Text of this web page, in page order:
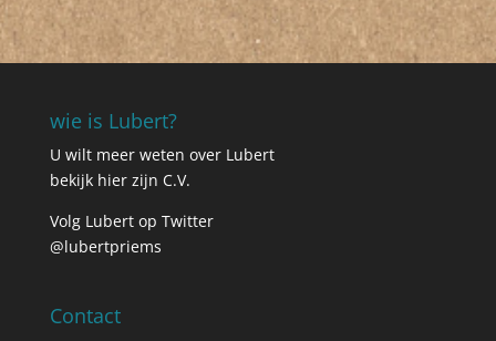
wie is Lubert?
U wilt meer weten over Lubert
bekijk hier zijn C.V.
Volg Lubert op Twitter
@lubertpriems
Contact